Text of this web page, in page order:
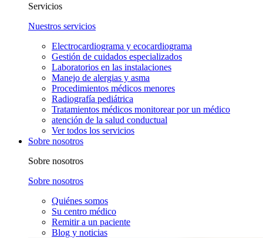
Servicios
Nuestros servicios
Electrocardiograma y ecocardiograma
Gestión de cuidados especializados
Laboratorios en las instalaciones
Manejo de alergias y asma
Procedimientos médicos menores
Radiografía pediátrica
Tratamientos médicos monitorear por un médico
atención de la salud conductual
Ver todos los servicios
Sobre nosotros
Sobre nosotros
Sobre nosotros
Quiénes somos
Su centro médico
Remitir a un paciente
Blog y noticias